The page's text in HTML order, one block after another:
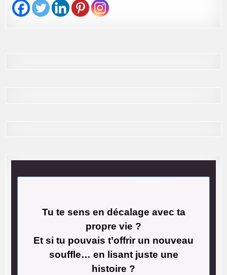
Tu te sens en décalage avec ta
propre vie ?
Et si tu pouvais t’offrir un nouveau
souffle… en lisant juste une
histoire ?